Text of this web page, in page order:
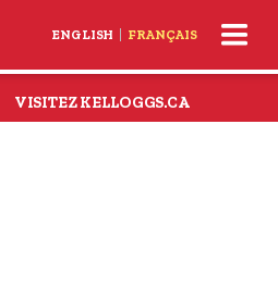
ENGLISH FRANÇAIS
VISITEZ KELLOGGS.CA